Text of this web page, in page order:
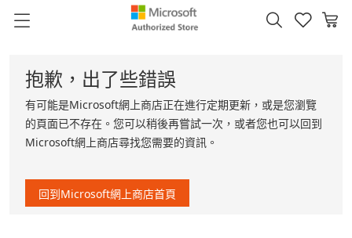
抱歉，出了些錯誤
有可能是Microsoft網上商店正在進行定期更新，或是您瀏覽
的頁面已不存在。您可以稍後再嘗試一次，或者您也可以回到
Microsoft網上商店尋找您需要的資訊。
回到Microsoft網上商店首頁